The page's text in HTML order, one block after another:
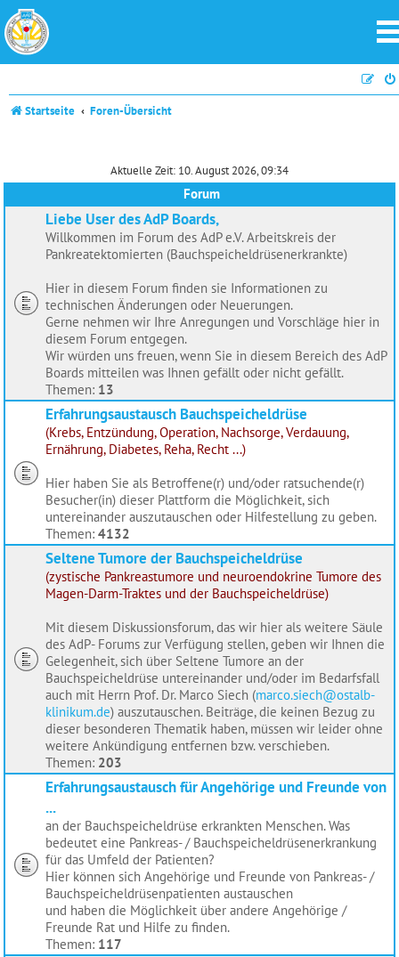
Startseite Foren-Übersicht
Aktuelle Zeit: 10. August 2026, 09:34
Forum
Liebe User des AdP Boards,
Willkommen im Forum des AdP e.V. Arbeitskreis der
Pankreatektomierten (Bauchspeicheldrüsenerkrankte)
Hier in diesem Forum finden sie Informationen zu
technischen Änderungen oder Neuerungen.
Gerne nehmen wir Ihre Anregungen und Vorschläge hier in
diesem Forum entgegen.
Wir würden uns freuen, wenn Sie in diesem Bereich des AdP
Boards mitteilen was Ihnen gefällt oder nicht gefällt.
Themen: 13
Erfahrungsaustausch Bauchspeicheldrüse
(Krebs, Entzündung, Operation, Nachsorge, Verdauung,
Ernährung, Diabetes, Reha, Recht ...)
Hier haben Sie als Betroffene(r) und/oder ratsuchende(r)
Besucher(in) dieser Plattform die Möglichkeit, sich
untereinander auszutauschen oder Hilfestellung zu geben.
Themen: 4132
Seltene Tumore der Bauchspeicheldrüse
(zystische Pankreastumore und neuroendokrine Tumore des
Magen-Darm-Traktes und der Bauchspeicheldrüse)
Mit diesem Diskussionsforum, das wir hier als weitere Säule
des AdP- Forums zur Verfügung stellen, geben wir Ihnen die
Gelegenheit, sich über Seltene Tumore an der
Bauchspeicheldrüse untereinander und/oder im Bedarfsfall
auch mit Herrn Prof. Dr. Marco Siech (marco.siech@ostalb-
klinikum.de) auszutauschen. Beiträge, die keinen Bezug zu
dieser besonderen Thematik haben, müssen wir leider ohne
weitere Ankündigung entfernen bzw. verschieben.
Themen: 203
Erfahrungsaustausch für Angehörige und Freunde von
...
an der Bauchspeicheldrüse erkrankten Menschen. Was
bedeutet eine Pankreas- / Bauchspeicheldrüsenerkrankung
für das Umfeld der Patienten?
Hier können sich Angehörige und Freunde von Pankreas- /
Bauchspeicheldrüsenpatienten austauschen
und haben die Möglichkeit über andere Angehörige /
Freunde Rat und Hilfe zu finden.
Themen: 117